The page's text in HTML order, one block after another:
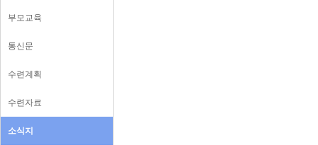
부모교육
통신문
수련계획
수련자료
소식지